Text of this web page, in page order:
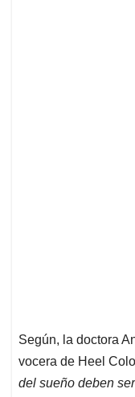
Según, la doctora
vocera de Heel
del sueño deben